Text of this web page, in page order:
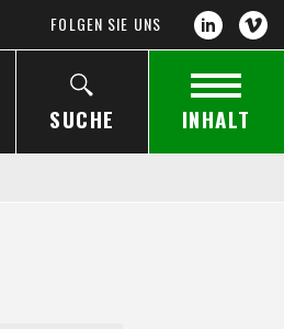
FOLGEN SIE UNS
SUCHE INHALT